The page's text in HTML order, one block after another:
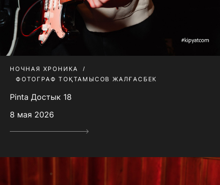
НОЧНАЯ ХРОНИКА
ФОТОГРАФ ТОҚТАМЫСОВ ЖАЛҒАСБЕК
Pinta Достык 18
8 мая 2026